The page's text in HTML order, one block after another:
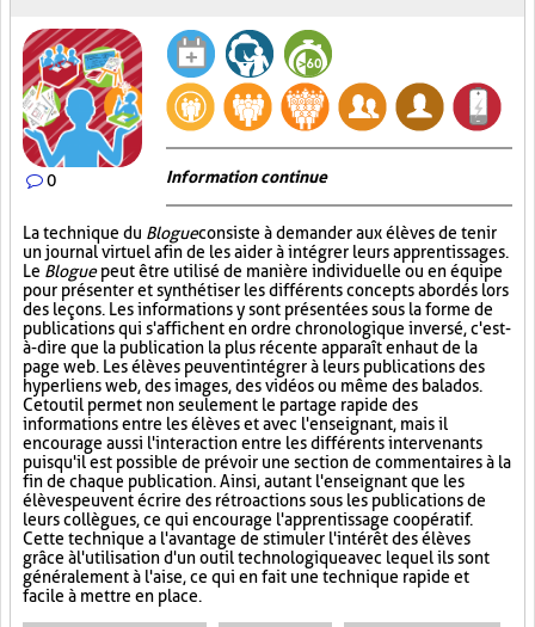
0 Information continue
La technique du Blogueconsiste à demander aux élèves de tenir
un journal virtuel afin de les aider à intégrer leurs apprentissages.
Le Bloguepeut être utilisé de manière individuelle ou en équipe
pour présenter et synthétiser les différents concepts abordés lors
des leçons. Les informations y sont présentées sous la forme de
publications qui s'affichent en ordre chronologique inversé, c'est-
à-dire que la publication la plus récente apparaît en haut de la
page web. Les élèves peuvent intégrer à leurs publications des
hyperliens web, des images, des vidéos ou même des balados.
Cet outil permet non seulement le partage rapide des
informations entre les élèves et avec l'enseignant, mais il
encourage aussi l'interaction entre les différents intervenants
puisqu'il est possible de prévoir une section de commentaires à la
fin de chaque publication. Ainsi, autant l'enseignant que les
élèves peuvent écrire des rétroactions sous les publications de
leurs collègues, ce qui encourage l'apprentissage coopératif.
Cette technique a l'avantage de stimuler l'intérêt des élèves
grâce à l'utilisation d'un outil technologique avec lequel ils sont
généralement à l'aise, ce qui en fait une technique rapide et
facile à mettre en place.